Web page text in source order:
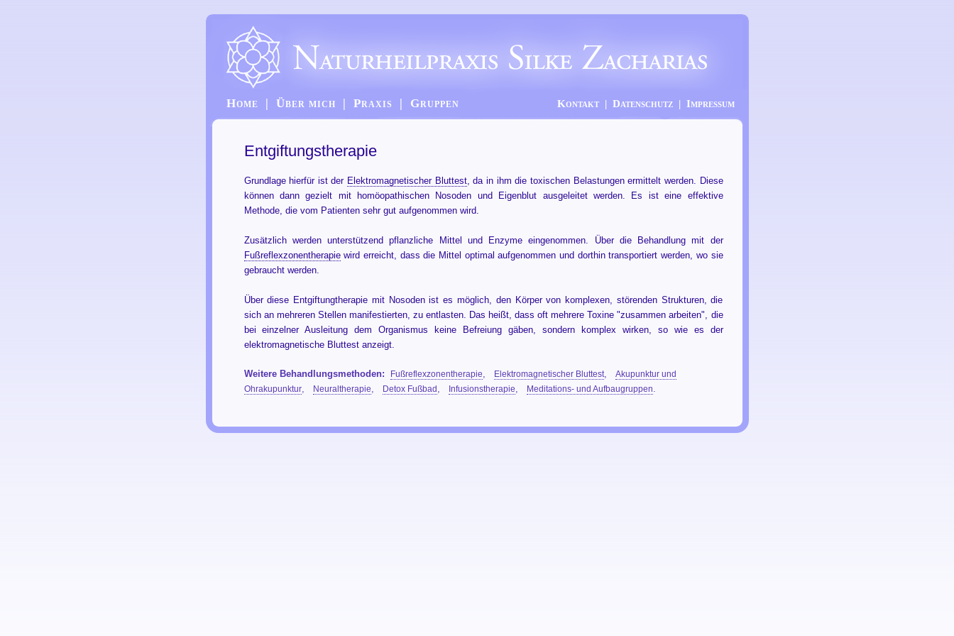
Home Über mich Praxis Gruppen Kontakt| Datenschutz| Impressum
Entgiftungstherapie
Grundlage hierfür ist der Elektromagnetischer Bluttest, da in ihm die toxischen Belastungen ermittelt werden. Diese
können dann gezielt mit homöopathischen Nosoden und Eigenblut ausgeleitet werden. Es ist eine effektive
Methode, die vom Patienten sehr gut aufgenommen wird.
Zusätzlich werden unterstützend pflanzliche Mittel und Enzyme eingenommen. Über die Behandlung mit der
Fußreflexzonentherapiewird erreicht, dass die Mittel optimal aufgenommen und dorthin transportiert werden, wo sie
gebraucht werden.
Über diese Entgiftungtherapie mit Nosoden ist es möglich, den Körper von komplexen, störenden Strukturen, die
sich an mehreren Stellen manifestierten, zu entlasten. Das heißt, dass oft mehrere Toxine "zusammen arbeiten", die
bei einzelner Ausleitung dem Organismus keine Befreiung gäben, sondern komplex wirken, so wie es der
elektromagnetische Bluttest anzeigt.
Weitere Behandlungsmethoden: Fußreflexzonentherapie Elektromagnetischer Bluttest, Akupunktur und
Ohrakupunktur, Neuraltherapie Detox Fußbad Infusionstherapie Meditations- und Aufbaugruppen